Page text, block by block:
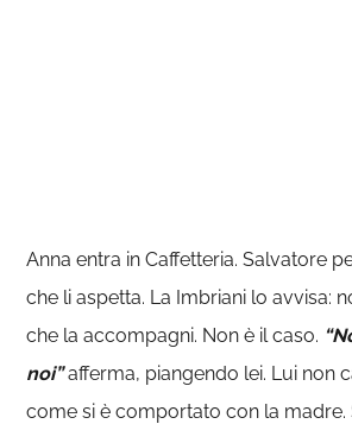
Anna entra in Caffetteria. Salvatore
che li aspetta. La Imbriani lo avvisa:
che la accompagni. Non è il caso.
noi”afferma, piangendo lei. Lui non
come si è comportato con la madre.